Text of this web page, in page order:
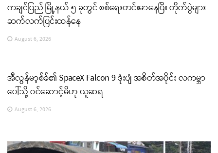
ကချင်ပြည် မြို့နယ် ၅ ခုတွင် စစ်ရေးတင်းမာနေပြီး တိုက်ပွဲများ
ဆက်လက်ပြင်းထန်နေ
August 6, 2026
အီလွန်မာ့စ်ခ်၏ SpaceX Falcon 9 ဒုံးပျံ အစိတ်အပိုင်း လကမ္ဘာ
ပေါ်သို့ ဝင်ဆောင့်မိဟု ယူဆရ
August 6, 2026